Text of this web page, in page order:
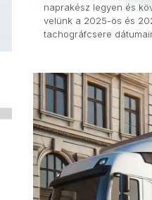
naprakész legyen és
velünk a 2025-ös és
tachográfcsere